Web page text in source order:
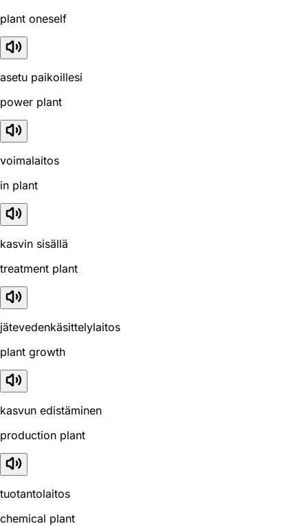
plant oneself
asetu paikoillesi
power plant
voimalaitos
in plant
kasvin sisällä
treatment plant
jätevedenkäsittelylaitos
plant growth
kasvun edistäminen
production plant
tuotantolaitos
chemical plant